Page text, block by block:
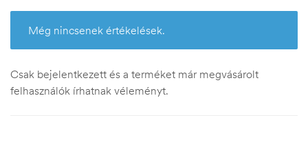
Még nincsenek értékelések.
Csak bejelentkezett és a terméket már megvásárolt
felhasználók írhatnak véleményt.